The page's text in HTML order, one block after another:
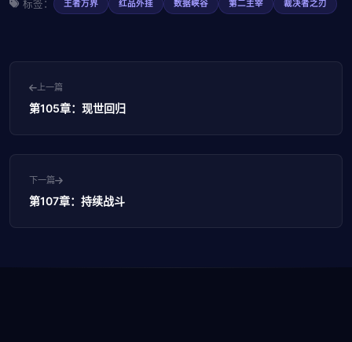
标签： 王者万界 红品外挂 数据峡谷 第二主宰 裁决者之刃
上一篇
第105章：现世回归
下一篇
第107章：持续战斗